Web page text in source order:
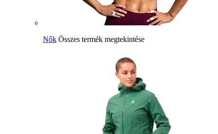
Nők Összes termék megtekintése